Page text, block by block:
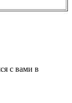
с вами в